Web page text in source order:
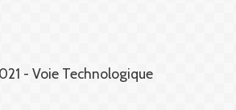
- Voie Technologique